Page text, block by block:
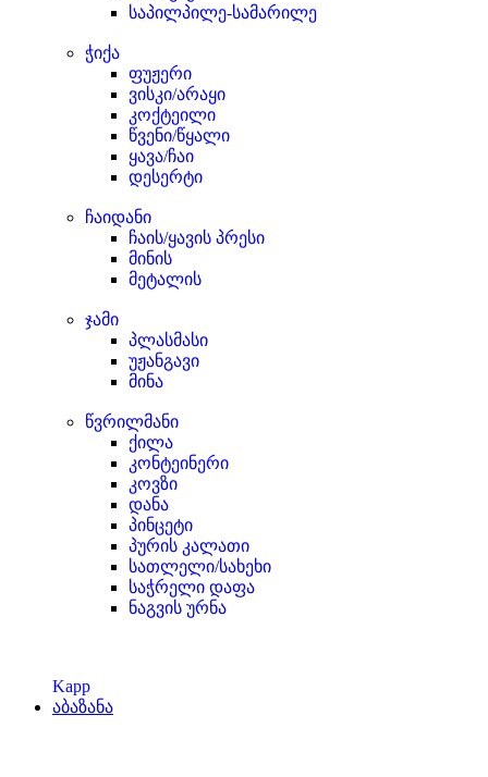
საპილპილე-სამარილე
ჭიქა
ფუჟერი
ვისკი/არაყი
კოქტეილი
წვენი/წყალი
ყავა/ჩაი
დესერტი
ჩაიდანი
ჩაის/ყავის პრესი
მინის
მეტალის
ჯამი
პლასმასი
უჟანგავი
მინა
წვრილმანი
ქილა
კონტეინერი
კოვზი
დანა
პინცეტი
პურის კალათი
სათლელი/სახეხი
საჭრელი დაფა
ნაგვის ურნა
Kapp
აბაზანა